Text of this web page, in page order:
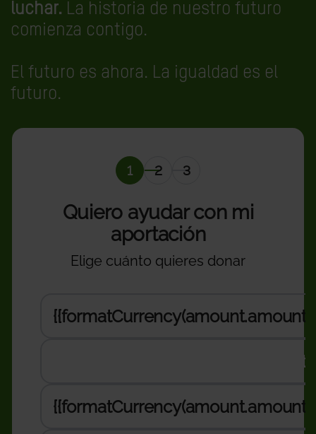
luchar. La historia de nuestro futuro
comienza contigo.
El futuro es ahora. La igualdad es el
futuro.